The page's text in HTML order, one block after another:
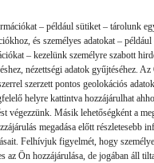
– például sütiket – tárolunk
és személyes adatokat –
– kezelünk személyre szabott
nézettségi adatok gyűjtéséhez.
szerzett pontos geolokációs
helyre kattintva hozzájárulhat
végezzünk. Másik lehetőségként a
megadása előtt részletesebb
Felhívjuk figyelmét, hogy
az Ön hozzájárulása, de jogában áll